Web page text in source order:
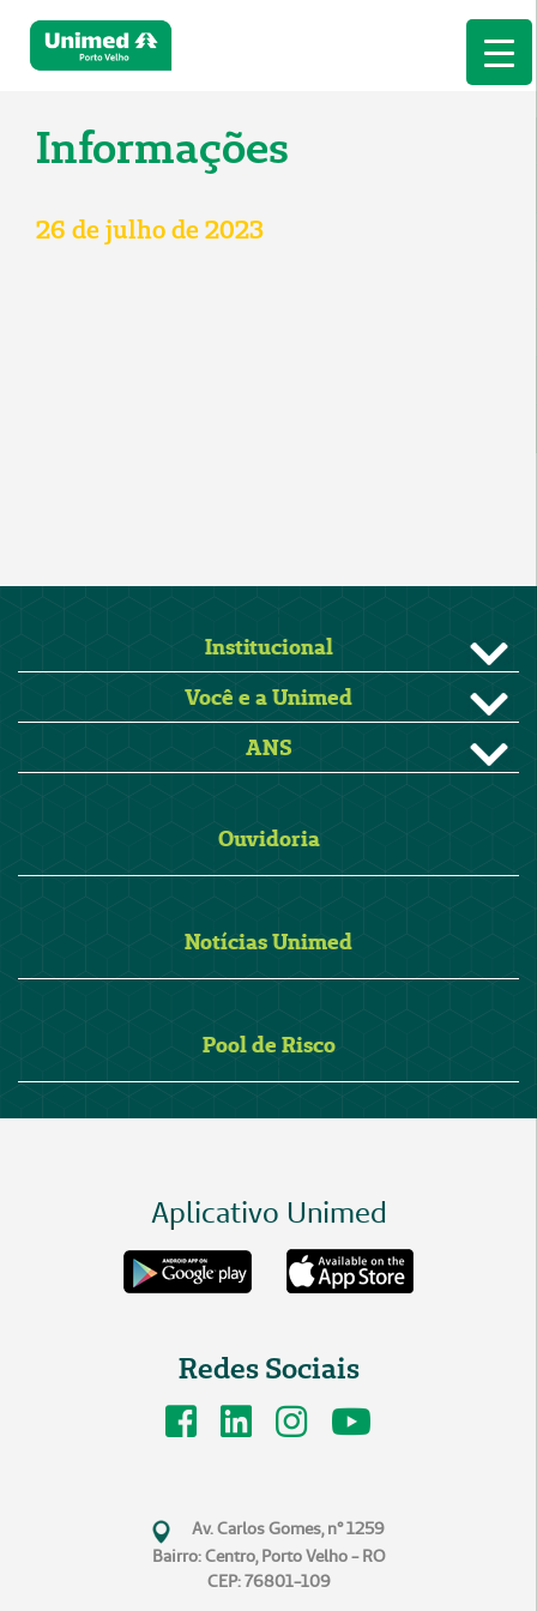
Informações
26 de julho de 2023
Institucional
Você e a Unimed
ANS
Ouvidoria
Notícias Unimed
Pool de Risco
Aplicativo Unimed
Redes Sociais
Av. Carlos Gomes, n° 1259
Bairro: Centro, Porto Velho - RO
CEP: 76801-109